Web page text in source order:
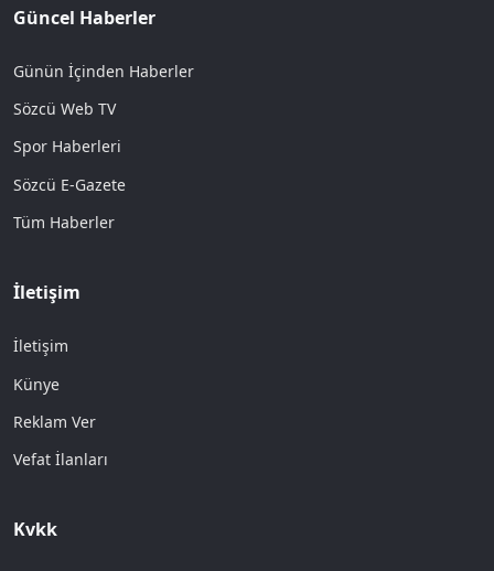
Güncel Haberler
Günün İçinden Haberler
Sözcü Web TV
Spor Haberleri
Sözcü E-Gazete
Tüm Haberler
İletişim
İletişim
Künye
Reklam Ver
Vefat İlanları
Kvkk